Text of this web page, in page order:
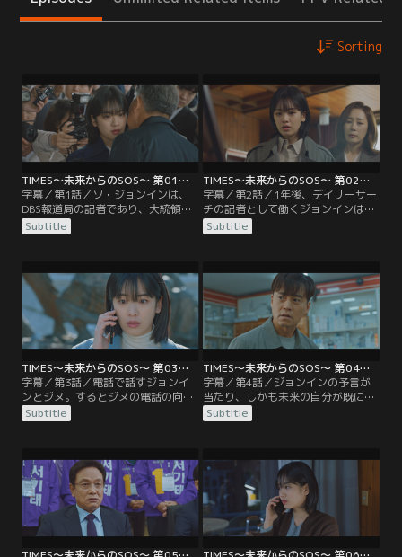
Sorting
TIMES～未来からのSOS～ 第01話／字幕
字幕／第1話／ソ・ジョンインは、
DBS報道局の記者であり、大統領
ソ・ギテの一人娘。元記者である父
の背中を追いかけて記者になったジ
日々を送っていた。ある日、ジョン
インが仕事中、瞬きのあとに目を開
けるとまったく別の環境が広がって
いた。
Subtitle
TIMES～未来からのSOS～ 第02話／字幕
字幕／第2話／1年後、デイリーサー
チの記者として働くジョンインは、
父親の死を徐々に受け入れながらも
父の事件を調査し続けていた。警察
し立てられてしまう。そんな中、タ
イムズのイ・ジヌと名乗る記者から
インタビューを依頼されたジョンイ
ンは、父親の事件現場で待ち合わせ
ることに。
Subtitle
TIMES～未来からのSOS～ 第03話／字幕
字幕／第3話／電話で話すジョンイ
ンとジヌ。するとジヌの電話の向こ
うからギテの声が。怪しい男に騙さ
れかけたと憤慨したジョンインが警
ーサーチだったことが判明する。
2015年と2020年が同じ時間軸で進
んでいることを知ったジョンイン
は、自分が未来にいることを証明す
るため…。
Subtitle
TIMES～未来からのSOS～ 第04話／字幕
字幕／第4話／ジョンインの予言が
当たり、しかも未来の自分が既に死
んでいると聞かされたジヌはショッ
クを受ける。ジョンインはジヌが死
む。非現実的な話だと疑いながらも
狙撃の阻止に力を貸すことにしたジ
ヌ。そして事件当日、2020年ではギ
テの追悼式が開かれ…。
Subtitle